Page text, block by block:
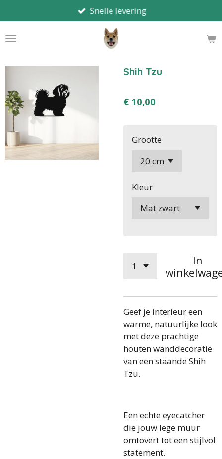
direct
naar
Snelle levering
Shih Tzu
€ 10,00
Grootte
Kleur
In
Geef je interieur een
warme, natuurlijke look
met deze prachtige
houten wanddecoratie
van een staande Shih
Tzu.
Een echte eyecatcher
die jouw lege muur
omtovert tot een stijlvol
statement.